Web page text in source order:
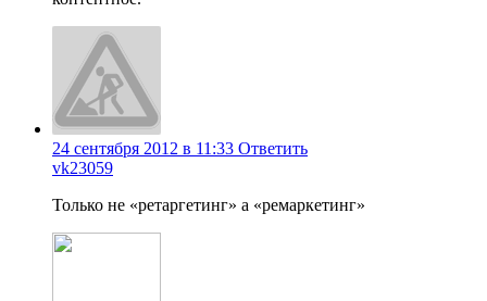
24 сентября 2012 в 11:33 Ответить
vk23059
Только не «ретаргетинг» а «ремаркетинг»